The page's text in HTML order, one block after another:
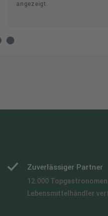
angezeigt.
Zuverlässiger Partner
12.000
Lebensmittelhändler